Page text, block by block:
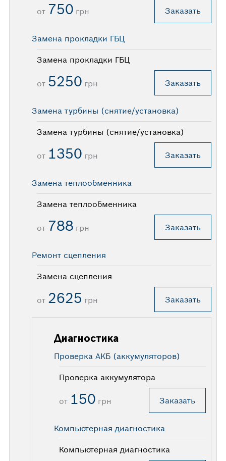
от 750 грн Заказать
Замена прокладки ГБЦ
Замена прокладки ГБЦ
от 5250 грн Заказать
Замена турбины (снятие/установка)
Замена турбины (снятие/установка)
от 1350 грн Заказать
Замена теплообменника
Замена теплообменника
от 788 грн Заказать
Ремонт сцепления
Замена сцепления
от 2625 грн Заказать
Диагностика
Проверка АКБ (аккумуляторов)
Проверка аккумулятора
от 150 грн Заказать
Компьютерная диагностика
Компьютерная диагностика